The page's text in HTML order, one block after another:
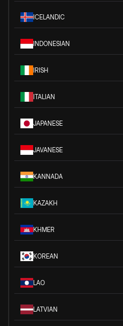
ICELANDIC
INDONESIAN
IRISH
ITALIAN
JAPANESE
JAVANESE
KANNADA
KAZAKH
KHMER
KOREAN
LAO
LATVIAN